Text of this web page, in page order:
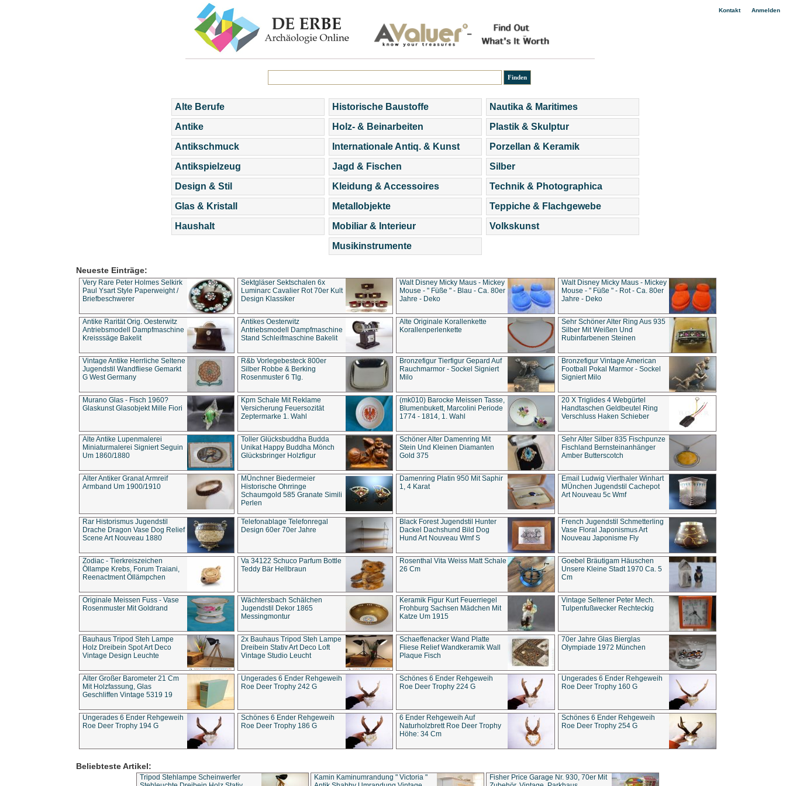
Kontakt| Anmelden
Alte Berufe
Antike
Antikschmuck
Antikspielzeug
Design & Stil
Glas & Kristall
Haushalt
Historische Baustoffe
Holz- & Beinarbeiten
Internationale Antiq. & Kunst
Jagd & Fischen
Kleidung & Accessoires
Metallobjekte
Mobiliar & Interieur
Musikinstrumente
Nautika & Maritimes
Plastik & Skulptur
Porzellan & Keramik
Silber
Technik & Photographica
Teppiche & Flachgewebe
Volkskunst
Neueste Einträge:
Very Rare Peter Holmes Selkirk
Paul Ysart Style Paperweight /
Briefbeschwerer
Sektgläser Sektschalen 6x
Luminarc Cavalier Rot 70er Kult
Design Klassiker
Walt Disney Micky Maus - Mickey
Mouse - " Füße " - Blau - Ca. 80er
Jahre - Deko
Walt Disney Micky Maus - Mickey
Mouse - " Füße " - Rot - Ca. 80er
Jahre - Deko
Antike Rarität Orig. Oesterwitz
Antriebsmodell Dampfmaschine
Kreisssäge Bakelit
Antikes Oesterwitz
Antriebsmodell Dampfmaschine
Stand Schleifmaschine Bakelit
Alte Originale Korallenkette
Korallenperlenkette
Sehr Schöner Alter Ring Aus 935
Silber Mit Weißen Und
Rubinfarbenen Steinen
Vintage Antike Herrliche Seltene
Jugendstil Wandfliese Gemarkt
G West Germany
R&b Vorlegebesteck 800er
Silber Robbe & Berking
Rosenmuster 6 Tlg.
Bronzefigur Tierfigur Gepard Auf
Rauchmarmor - Sockel Signiert
Milo
Bronzefigur Vintage American
Football Pokal Marmor - Sockel
Signiert Milo
Murano Glas - Fisch 1960?
Glaskunst Glasobjekt Mille Fiori
Kpm Schale Mit Reklame
Versicherung Feuersozität
Zeptermarke 1. Wahl
(mk010) Barocke Meissen Tasse,
Blumenbukett, Marcolini Periode
1774 - 1814, 1. Wahl
20 X Triglides 4 Webgürtel
Handtaschen Geldbeutel Ring
Verschluss Haken Schieber
Alte Antike Lupenmalerei
Miniaturmalerei Signiert Seguin
Um 1860/1880
Toller Glücksbuddha Budda
Unikat Happy Buddha Mönch
Glücksbringer Holzfigur
Schöner Alter Damenring Mit
Stein Und Kleinen Diamanten
Gold 375
Sehr Alter Silber 835 Fischpunze
Fischland Bernsteinanhänger
Amber Butterscotch
Alter Antiker Granat Armreif
Armband Um 1900/1910
MÜnchner Biedermeier
Historische Ohrringe
Schaumgold 585 Granate Simili
Perlen
Damenring Platin 950 Mit Saphir
1, 4 Karat
Email Ludwig Vierthaler Winhart
MÜnchen Jugendstil Cachepot
Art Nouveau 5c Wmf
Rar Historismus Jugendstil
Drache Dragon Vase Dog Relief
Scene Art Nouveau 1880
Telefonablage Telefonregal
Design 60er 70er Jahre
Black Forest Jugendstil Hunter
Dackel Dachshund Bild Dog
Hund Art Nouveau Wmf S
French Jugendstil Schmetterling
Vase Floral Japonismus Art
Nouveau Japonisme Fly
Zodiac - Tierkreiszeichen
Öllampe Krebs, Forum Traiani,
Reenactment Öllämpchen
Va 34122 Schuco Parfum Bottle
Teddy Bär Hellbraun
Rosenthal Vita Weiss Matt Schale
26 Cm
Goebel Bräutigam Häuschen
Unsere Kleine Stadt 1970 Ca. 5
Cm
Originale Meissen Fuss - Vase
Rosenmuster Mit Goldrand
Wächtersbach Schälchen
Jugendstil Dekor 1865
Messingmontur
Keramik Figur Kurt Feuerriegel
Frohburg Sachsen Mädchen Mit
Katze Um 1915
Vintage Seltener Peter Mech.
Tulpenfußwecker Rechteckig
Bauhaus Tripod Steh Lampe
Holz Dreibein Spot Art Deco
Vintage Design Leuchte
2x Bauhaus Tripod Steh Lampe
Dreibein Stativ Art Deco Loft
Vintage Studio Leucht
Schaeffenacker Wand Platte
Fliese Relief Wandkeramik Wall
Plaque Fisch
70er Jahre Glas Bierglas
Olympiade 1972 München
Alter Großer Barometer 21 Cm
Mit Holzfassung, Glas
Geschliffen Vintage 5319 19
Ungerades 6 Ender Rehgeweih
Roe Deer Trophy 242 G
Schönes 6 Ender Rehgeweih
Roe Deer Trophy 224 G
Ungerades 6 Ender Rehgeweih
Roe Deer Trophy 160 G
Ungerades 6 Ender Rehgeweih
Roe Deer Trophy 194 G
Schönes 6 Ender Rehgeweih
Roe Deer Trophy 186 G
6 Ender Rehgeweih Auf
Naturholzbrett Roe Deer Trophy
Höhe: 34 Cm
Schönes 6 Ender Rehgeweih
Roe Deer Trophy 254 G
Beliebteste Artikel:
Tripod Stehlampe Scheinwerfer
Kamin Kaminumrandung " Victoria "
Fisher Price Garage Nr. 930, 70er Mit